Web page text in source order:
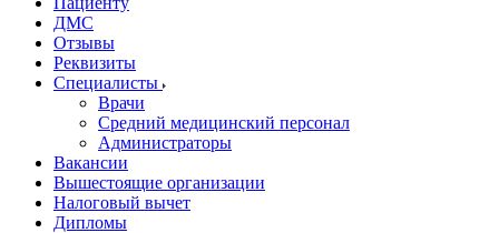
ДМС
Отзывы
Реквизиты
Специалисты
Врачи
Средний медицинский персонал
Администраторы
Вакансии
Вышестоящие организации
Налоговый вычет
Дипломы